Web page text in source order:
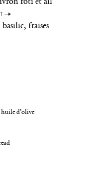
d’olive
fraises